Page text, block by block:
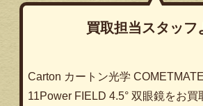
買取担当スタッフ
Carton カートン光学
11Power FIELD 4.5° 双眼鏡をお買